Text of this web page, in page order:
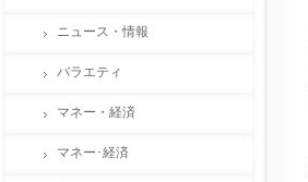
ニュース・情報
バラエティ
マネー・経済
マネー･経済